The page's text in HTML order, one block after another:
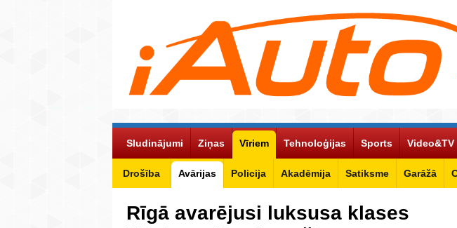
Sludinājumi Ziņas Vīriem
Drošība Avārijas Policija Akadēmija Satiksme Garāžā
Tehnoloģijas Sports Video&TV
Rīgā avarējusi luksusa klases